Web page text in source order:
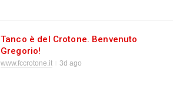
Tanco è del Crotone. Benvenuto
Gregorio!
www.fccrotone.it 3d ago